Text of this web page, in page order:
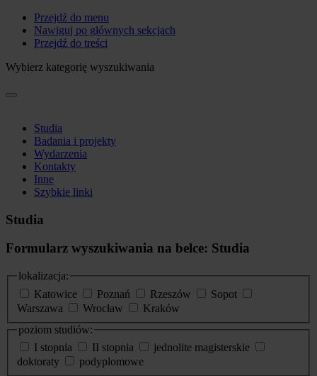
Przejdź do menu
Nawiguj po głównych sekcjach
Przejdź do treści
Wybierz kategorię wyszukiwania
Studia
Badania i projekty
Wydarzenia
Kontakty
Inne
Szybkie linki
Studia
Formularz wyszukiwania na belce: Studia
lokalizacja:
Katowice
Poznań Rzeszów
Sopot
Warszawa
Wrocław
Kraków
poziom studiów:
I stopnia
II stopnia
jednolite magisterskie
doktoraty
podyplomowe